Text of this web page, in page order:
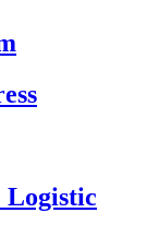
Logistic